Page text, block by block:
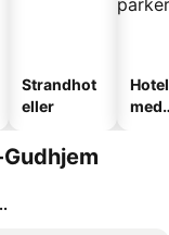
Strandhot
eller
med